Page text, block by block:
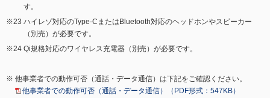
す。
ハイレゾ対応のType-CまたはBluetooth対応のヘッドホンやスピーカー
（別売）が必要です。
Qi規格対応のワイヤレス充電器（別売）が必要です。
他事業者での動作可否（通話・データ通信）は下記をご確認ください。
他事業者での動作可否（通話・データ通信）（PDF形式：547KB）